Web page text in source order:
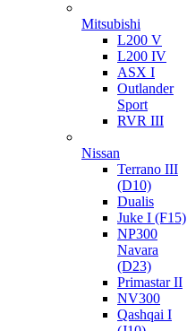
Mitsubishi
L200 V
L200 IV
ASX I
Outlander
Sport
RVR III
Nissan
Terrano III
(D10)
Dualis
Juke I (F15)
NP300
Navara
(D23)
Primastar II
NV300
Qashqai I